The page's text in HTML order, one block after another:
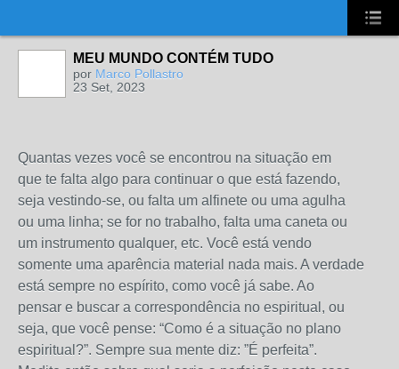
MEU MUNDO CONTÉM TUDO
por Marco Pollastro
23 Set, 2023
Quantas vezes você se encontrou na situação em
que te falta algo para continuar o que está fazendo,
seja vestindo-se, ou falta um alfinete ou uma agulha
ou uma linha; se for no trabalho, falta uma caneta ou
um instrumento qualquer, etc. Você está vendo
somente uma aparência material nada mais. A verdade
está sempre no espírito, como você já sabe. Ao
pensar e buscar a correspondência no espiritual, ou
seja, que você pense: “Como é a situação no plano
espiritual?”. Sempre sua mente diz: ”É perfeita”.